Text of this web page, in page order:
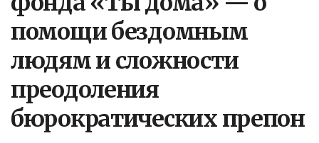
помощи бездомным
людям и сложности
преодоления
бюрократических препон